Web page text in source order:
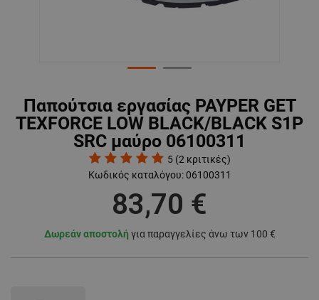
Παπούτσια εργασίας PAYPER GET
TEXFORCE LOW BLACK/BLACK S1P
SRC μαύρο 06100311
5 (2 κριτικές)
Κωδικός καταλόγου: 06100311
83,70 €
Δωρεάν αποστολή για παραγγελίες άνω των 100 €